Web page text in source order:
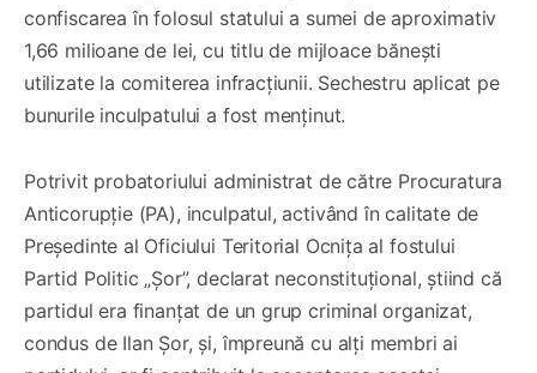
confiscarea în folosul statului a sumei de aproximativ
1,66 milioane de lei, cu titlu de mijloace bănești
utilizate la comiterea infracțiunii. Sechestru aplicat pe
bunurile inculpatului a fost menținut.
Potrivit probatoriului administrat de către Procuratura
Anticorupție (PA), inculpatul, activând în calitate de
Președinte al Oficiului Teritorial Ocnița al fostului
Partid Politic „Șor”, declarat neconstituțional, știind că
partidul era finanțat de un grup criminal organizat,
condus de Ilan Șor, și, împreună cu alți membri ai